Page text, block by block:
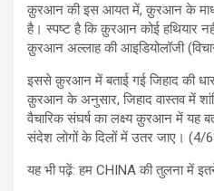
क़ुरआन की इस आयत में, क़ुरआन के
है। स्पष्ट है कि क़ुरआन कोई हथियार
क़ुरआन अल्लाह की आइडियोलॉजी
इससे क़ुरआन में बताई गई जिहाद की
क़ुरआन के अनुसार, जिहाद वास्तव में
वैचारिक संघर्ष का लक्ष्य क़ुरआन में यह
संदेश लोगों के दिलों में उतर जाए। (4/
यह भी पढ़ें: हम CHINA की तुलना में